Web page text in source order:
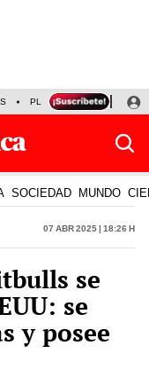
PLAZA VEA
SOCIEDAD MUNDO
07 Abr 2025 | 18:26 h
se
se
y posee